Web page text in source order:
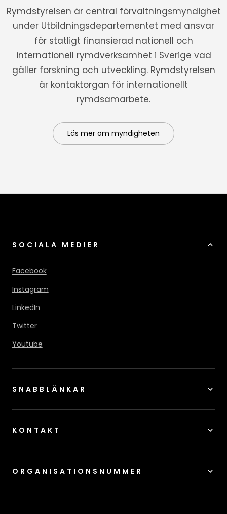
Rymdstyrelsen är central förvaltningsmyndighet
under Utbildningsdepartementet med ansvar
för statligt finansierad nationell och
internationell rymdverksamhet i Sverige vad
gäller forskning och utveckling. Rymdstyrelsen
är kontaktorgan för internationellt
rymdsamarbete.
Läs mer om myndigheten
SOCIALA MEDIER
Facebook
Instagram
LinkedIn
Twitter
Youtube
SNABBLÄNKAR
KONTAKT
ORGANISATIONSNUMMER